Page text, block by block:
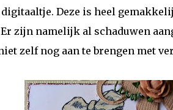
Deze is heel
zijn namelijk al schaduwen
zelf nog aan te brengen met